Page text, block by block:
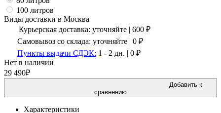
100 литров
Виды доставки в Москва
Курьерская доставка: уточняйте | 600 ₽
Самовывоз со склада: уточняйте | 0 ₽
Пункты выдачи СДЭК: 1 - 2 дн. | 0 ₽
Нет в наличии
29 490₽
Добавить к
сравнению
Характеристики